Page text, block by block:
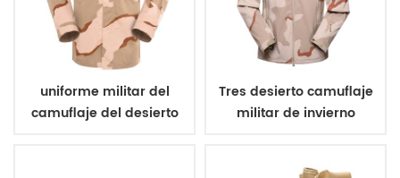
uniforme militar del
camuflaje del desierto
Tres desierto camuflaje
militar de invierno